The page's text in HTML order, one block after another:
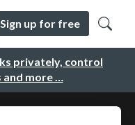
privately, control
and more …
Sign up for free